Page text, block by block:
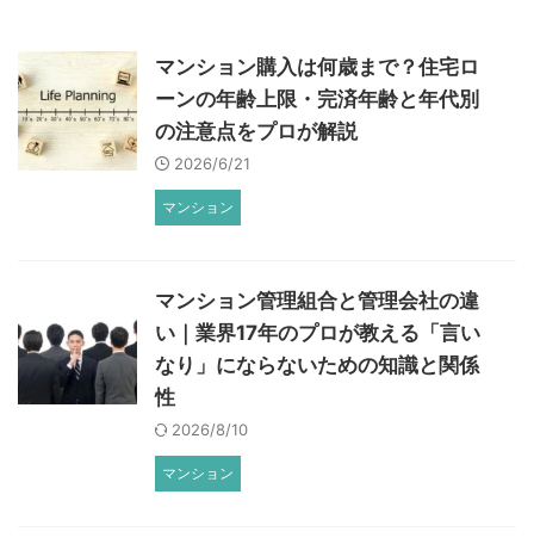
マンション購入は何歳まで？住宅ロ
ーンの年齢上限・完済年齢と年代別
の注意点をプロが解説
2026/6/21
マンション
マンション管理組合と管理会社の違
い｜業界17年のプロが教える「言い
なり」にならないための知識と関係
性
2026/8/10
マンション